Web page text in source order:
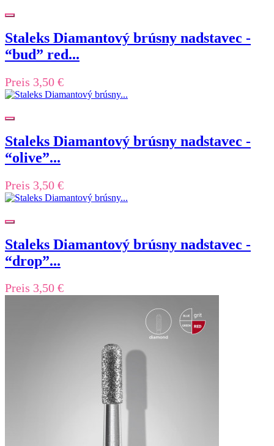
Staleks Diamantový brúsny nadstavec -
“bud” red...
Preis 3,50 €
Staleks Diamantový brúsny nadstavec -
“olive”...
Preis 3,50 €
Staleks Diamantový brúsny nadstavec -
“drop”...
Preis 3,50 €